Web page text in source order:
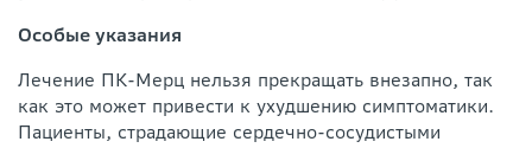
Особые указания
Лечение ПК-Мерц нельзя прекращать внезапно, так
как это может привести к ухудшению симптоматики.
Пациенты, страдающие сердечно-сосудистыми